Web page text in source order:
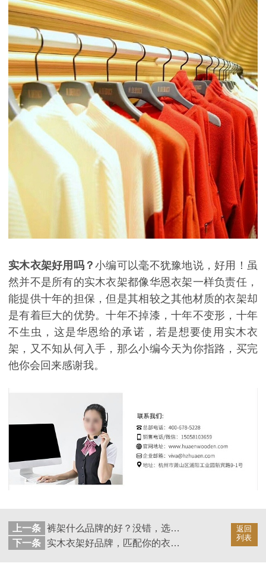
实木衣架好用吗？小编可以毫不犹豫地说，好用！虽
然并不是所有的实木衣架都像华恩衣架一样负责任，
能提供十年的担保，但是其相较之其他材质的衣架却
是有着巨大的优势。十年不掉漆，十年不变形，十年
不生虫，这是华恩给的承诺，若是想要使用实木衣
架，又不知从何入手，那么小编今天为你指路，买完
他你会回来感谢我。
返回
列表
上一条
裤架什么品牌的好？没错，选它！【华恩衣架】
下一条
实木衣架好品牌，匹配你的衣架伴侣